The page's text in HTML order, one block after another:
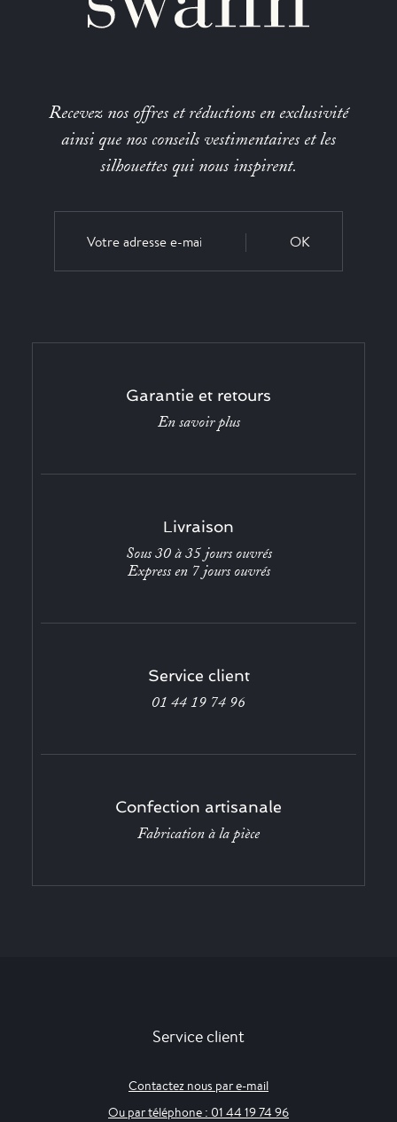
Recevez nos offres et réductions en exclusivité
ainsi que nos conseils vestimentaires et les
silhouettes qui nous inspirent.
OK
Garantie et retours
En savoir plus
Livraison
Sous 30 à 35 jours ouvrés
Express en 7 jours ouvrés
Service client
01 44 19 74 96
Confection artisanale
Fabrication à la pièce
Service client
Contactez nous par e-mail
Ou par téléphone : 01 44 19 74 96